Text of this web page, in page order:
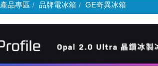
產品專區 品牌電冰箱 GE奇異冰箱